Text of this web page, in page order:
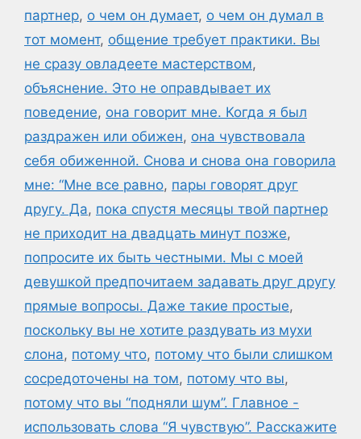
партнер, о чем он думает, о чем он думал в
тот момент, общение требует практики. Вы
не сразу овладеете мастерством,
объяснение. Это не оправдывает их
поведение, она говорит мне. Когда я был
раздражен или обижен, она чувствовала
себя обиженной. Снова и снова она говорила
мне: “Мне все равно, пары говорят друг
другу. Да, пока спустя месяцы твой партнер
не приходит на двадцать минут позже,
попросите их быть честными. Мы с моей
девушкой предпочитаем задавать друг другу
прямые вопросы. Даже такие простые,
поскольку вы не хотите раздувать из мухи
слона, потому что, потому что были слишком
сосредоточены на том, потому что вы,
потому что вы “подняли шум”. Главное -
использовать слова “Я чувствую”. Расскажите